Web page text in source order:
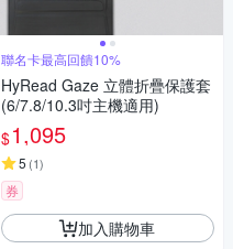
聯名卡最高回饋10%
HyRead Gaze 立體折疊保護套
(6/7.8/10.3吋主機適用)
$1,095
5 (1)
券
加入購物車